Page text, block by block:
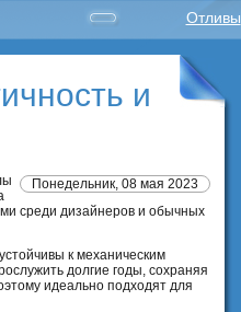
Отливы
и
Понедельник, 08 мая 2023
среди дизайнеров и обычных
к механическим
долгие годы, сохраняя
идеально подходят для